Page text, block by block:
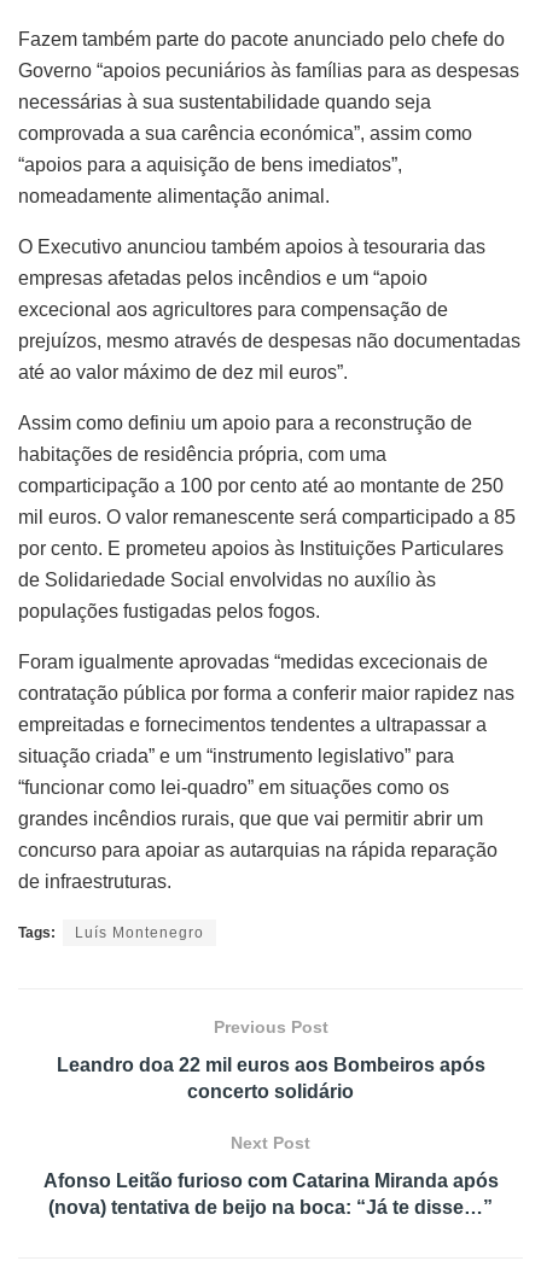
Fazem também parte do pacote anunciado pelo chefe do
Governo “apoios pecuniários às famílias para as despesas
necessárias à sua sustentabilidade quando seja
comprovada a sua carência económica”, assim como
“apoios para a aquisição de bens imediatos”,
nomeadamente alimentação animal.
O Executivo anunciou também apoios à tesouraria das
empresas afetadas pelos incêndios e um “apoio
excecional aos agricultores para compensação de
prejuízos, mesmo através de despesas não documentadas
até ao valor máximo de dez mil euros”.
Assim como definiu um apoio para a reconstrução de
habitações de residência própria, com uma
comparticipação a 100 por cento até ao montante de 250
mil euros. O valor remanescente será comparticipado a 85
por cento. E prometeu apoios às Instituições Particulares
de Solidariedade Social envolvidas no auxílio às
populações fustigadas pelos fogos.
Foram igualmente aprovadas “medidas excecionais de
contratação pública por forma a conferir maior rapidez nas
empreitadas e fornecimentos tendentes a ultrapassar a
situação criada” e um “instrumento legislativo” para
“funcionar como lei-quadro” em situações como os
grandes incêndios rurais, que que vai permitir abrir um
concurso para apoiar as autarquias na rápida reparação
de infraestruturas.
Tags: Luís Montenegro
Previous Post
Leandro doa 22 mil euros aos Bombeiros após
concerto solidário
Next Post
Afonso Leitão furioso com Catarina Miranda após
(nova) tentativa de beijo na boca: “Já te disse…”